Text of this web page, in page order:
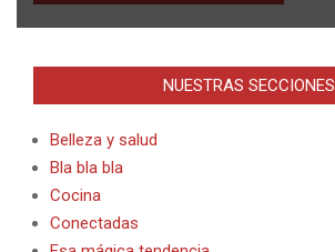
Alternative:
NUESTRAS SECCIONES
Belleza y salud
Bla bla bla
Cocina
Conectadas